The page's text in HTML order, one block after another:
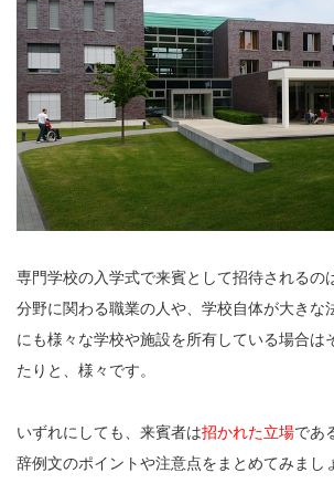
専門学校の入学式で来賓として招待されるの
分野に関わる職業の人や、学校自体が大きな
にも様々な学校や施設を所有している場合は
たりと、様々です。
いずれにしても、来賓者は招かれた立場であ
辞例文のポイントや注意点をまとめてみまし